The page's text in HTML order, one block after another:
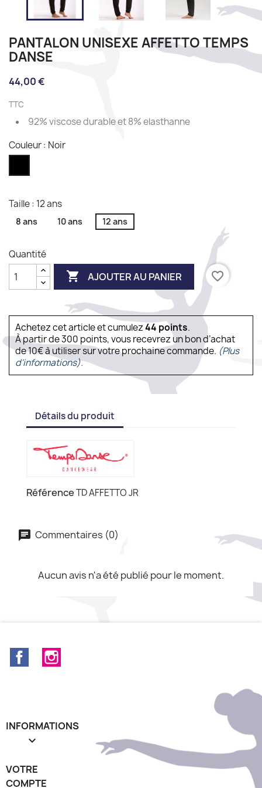
PANTALON UNISEXE AFFETTO TEMPS
DANSE
44,00 €
TTC
92% viscose durable et 8% elasthanne
Couleur : Noir
Taille : 12 ans
8 ans 10 ans 12 ans
Quantité
 AJOUTER AU PANIER favorite_border
Achetez cet article et cumulez44 points.
À partir de 300 points, vous recevrez un bon d’achat
de 10€ à utiliser sur votre prochaine commande. (Plus
d'informations).
Détails du produit
RéférenceTD AFFETTO JR
Commentaires (0)
Aucun avis n'a été publié pour le moment.
Facebook
INFORMATIONS

VOTRE
COMPTE